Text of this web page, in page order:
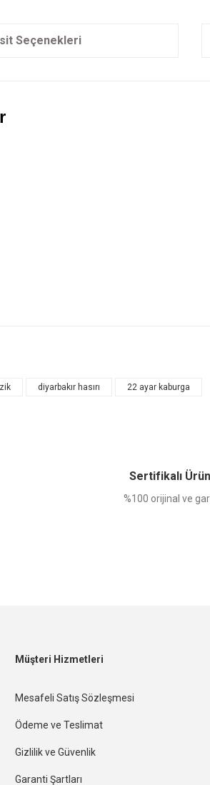
Seçenekleri
diyarbakır hasırı 22 ayar kaburga
Sertifikalı
%100 orijinal ve
Müşteri Hizmetleri
Mesafeli Satış Sözleşmesi
Ödeme ve Teslimat
Gizlilik ve Güvenlik
Garanti Şartları